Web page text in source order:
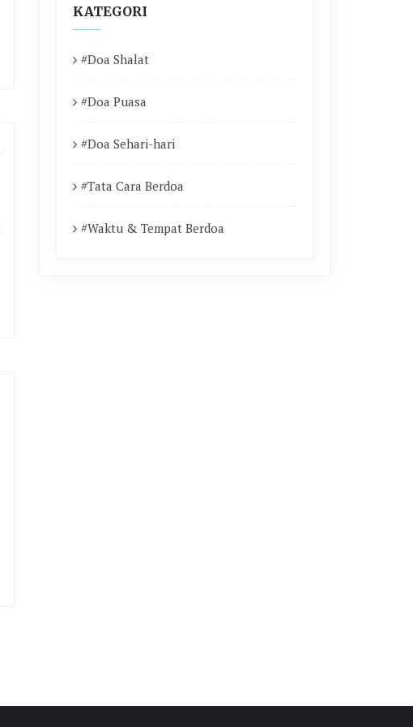
KATEGORI
#Doa Shalat
#Doa Puasa
#Doa Sehari-hari
#Tata Cara Berdoa
#Waktu & Tempat Berdoa